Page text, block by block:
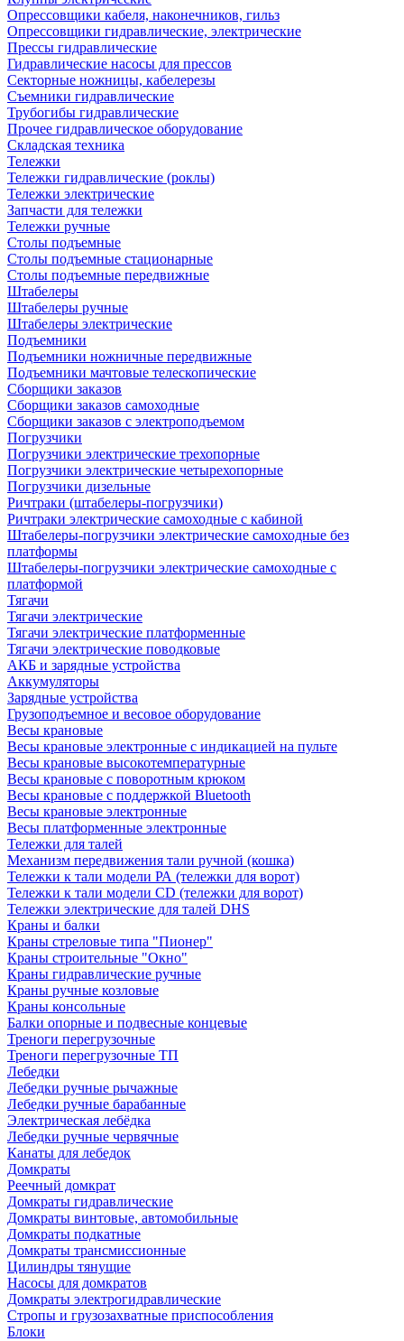
Опрессовщики кабеля, наконечников, гильз
Опрессовщики гидравлические, электрические
Прессы гидравлические
Гидравлические насосы для прессов
Секторные ножницы, кабелерезы
Съемники гидравлические
Трубогибы гидравлические
Прочее гидравлическое оборудование
Складская техника
Тележки
Тележки гидравлические (роклы)
Тележки электрические
Запчасти для тележки
Тележки ручные
Столы подъемные
Столы подъемные стационарные
Столы подъемные передвижные
Штабелеры
Штабелеры ручные
Штабелеры электрические
Подъемники
Подъемники ножничные передвижные
Подъемники мачтовые телескопические
Сборщики заказов
Сборщики заказов самоходные
Сборщики заказов с электроподъемом
Погрузчики
Погрузчики электрические трехопорные
Погрузчики электрические четырехопорные
Погрузчики дизельные
Ричтраки (штабелеры-погрузчики)
Ричтраки электрические самоходные с кабиной
Штабелеры-погрузчики электрические самоходные без
платформы
Штабелеры-погрузчики электрические самоходные с
платформой
Тягачи
Тягачи электрические
Тягачи электрические платформенные
Тягачи электрические поводковые
АКБ и зарядные устройства
Аккумуляторы
Зарядные устройства
Грузоподъемное и весовое оборудование
Весы крановые
Весы крановые электронные с индикацией на пульте
Весы крановые высокотемпературные
Весы крановые с поворотным крюком
Весы крановые с поддержкой Bluetooth
Весы крановые электронные
Весы платформенные электронные
Тележки для талей
Механизм передвижения тали ручной (кошка)
Тележки к тали модели РА (тележки для ворот)
Тележки к тали модели CD (тележки для ворот)
Тележки электрические для талей DHS
Краны и балки
Краны стреловые типа "Пионер"
Краны строительные "Окно"
Краны гидравлические ручные
Краны ручные козловые
Краны консольные
Балки опорные и подвесные концевые
Треноги перегрузочные
Треноги перегрузочные ТП
Лебедки
Лебедки ручные рычажные
Лебедки ручные барабанные
Электрическая лебёдка
Лебедки ручные червячные
Канаты для лебедок
Домкраты
Реечный домкрат
Домкраты гидравлические
Домкраты винтовые, автомобильные
Домкраты подкатные
Домкраты трансмиссионные
Цилиндры тянущие
Насосы для домкратов
Домкраты электрогидравлические
Стропы и грузозахватные приспособления
Блоки